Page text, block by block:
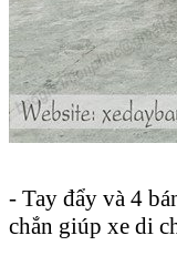
- Tay đẩy và 4
chắn giúp xe di